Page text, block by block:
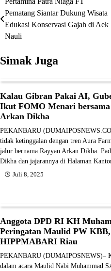
Navigasi
pos
Pematang Siantar Dukung Wisata
Edukasi Konservasi Gajah di Aek
Nauli
Simak Juga
Kalau Gibran Pakai AI,
Ikut FOMO Menari
Arkan Dikha
PEKANBARU
tidak ketinggalan dengan tren Aura
jalur bernama Rayyan Arkan Dikha.
Dikha dan jajarannya di Halaman
Juli 8, 2025
Anggota DPD RI KH
Peringatan Maulid PW
HIPPMABARI Riau
PEKANBARU (DUMAIPOSNEWS)–
dalam acara Maulid Nabi Muhammad